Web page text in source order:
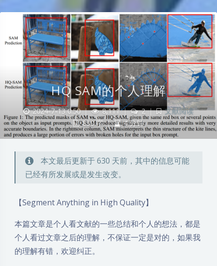
HQ SAM的个人理解
2024-7-13 0:50 | 8,111 | 2 |
文献阅读
830 字 | 4 分钟
本文最后更新于 630 天前，其中的信息可能
已经有所发展或是发生改变。
【Segment Anything in High Quality】
本篇文章是个人看文献的一些总结和个人的想法，都是
个人看过文章之后的理解，不保证一定是对的，如果我
的理解有错，欢迎纠正。